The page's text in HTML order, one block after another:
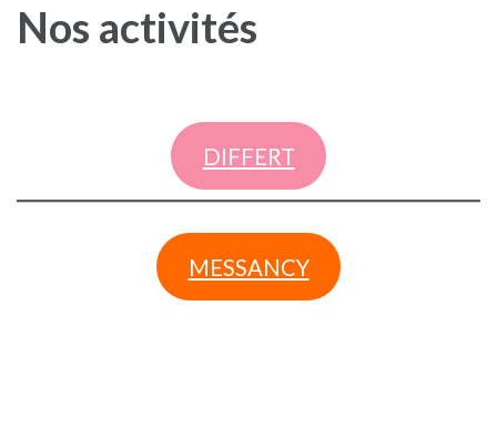
Nos activités
DIFFERT
MESSANCY